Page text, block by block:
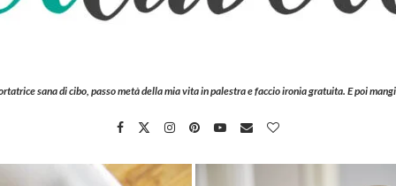
sana di cibo, passo metà della mia vita in palestra e faccio ironia gratuita. E poi